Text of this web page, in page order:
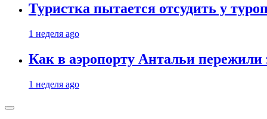
Туристка пытается отсудить у
1 неделя ago
Как в аэропорту Антальи
1 неделя ago